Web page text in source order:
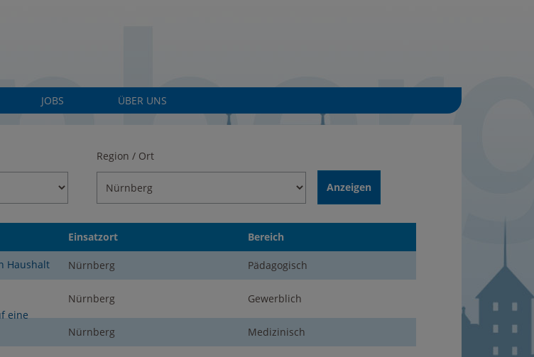
JOBS ÜBER UNS
Region / Ort
Einsatzort Bereich
Haushalt Nürnberg Pädagogisch
eine
Nürnberg Gewerblich
Nürnberg Medizinisch